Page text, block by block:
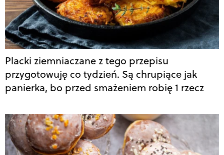
Placki ziemniaczane z tego przepisu
przygotowuję co tydzień. Są chrupiące jak
panierka, bo przed smażeniem robię 1 rzecz